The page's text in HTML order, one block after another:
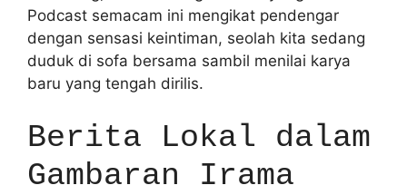
Podcast semacam ini mengikat pendengar
dengan sensasi keintiman, seolah kita sedang
duduk di sofa bersama sambil menilai karya
baru yang tengah dirilis.
Berita Lokal dalam
Gambaran Irama